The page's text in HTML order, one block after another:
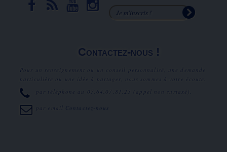
Contactez-nous !
Pour un renseignement ou un conseil personnalisé, une demande
particulière ou une idée à partager, nous sommes à votre écoute.
par téléphone au
07.64.07.81.25 (appel non surtaxé).
par email Contactez-nous